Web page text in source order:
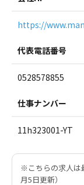
https://
代表電話番号
0528578855
仕事ナンバー
11h323001-YT
※こちらの求人は
月5日更新）